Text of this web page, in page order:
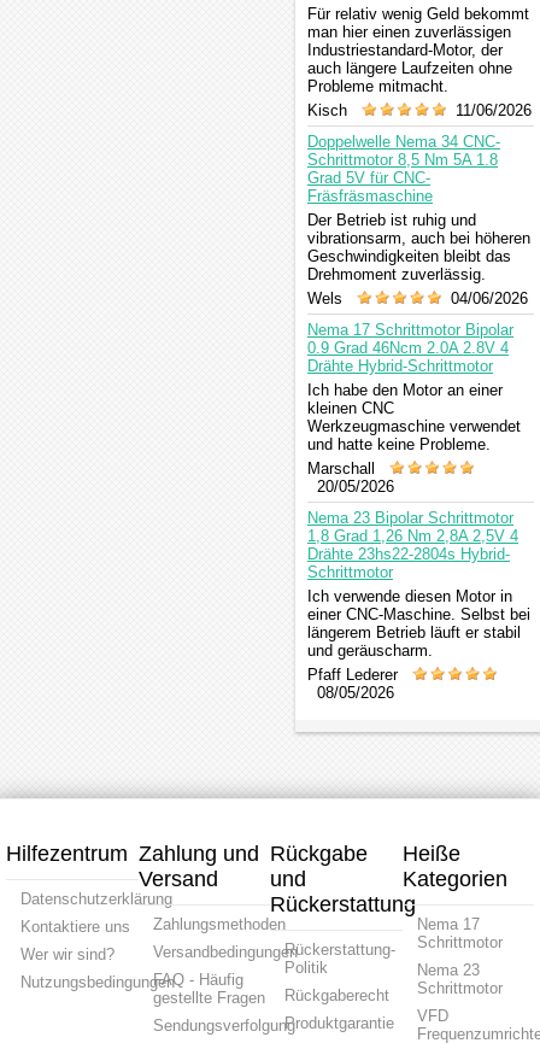
Für relativ wenig Geld bekommt
man hier einen zuverlässigen
Industriestandard-Motor, der
auch längere Laufzeiten ohne
Probleme mitmacht.
Kisch
11/06/2026
Doppelwelle Nema 34 CNC-
Schrittmotor 8,5 Nm 5A 1.8
Grad 5V für CNC-
Fräsfräsmaschine
Der Betrieb ist ruhig und
vibrationsarm, auch bei höheren
Geschwindigkeiten bleibt das
Drehmoment zuverlässig.
Wels
04/06/2026
Nema 17 Schrittmotor Bipolar
0.9 Grad 46Ncm 2.0A 2.8V 4
Drähte Hybrid-Schrittmotor
Ich habe den Motor an einer
kleinen CNC
Werkzeugmaschine verwendet
und hatte keine Probleme.
Marschall
20/05/2026
Nema 23 Bipolar Schrittmotor
1,8 Grad 1,26 Nm 2,8A 2,5V 4
Drähte 23hs22-2804s Hybrid-
Schrittmotor
Ich verwende diesen Motor in
einer CNC-Maschine. Selbst bei
längerem Betrieb läuft er stabil
und geräuscharm.
Pfaff Lederer
08/05/2026
Hilfezentrum
Datenschutzerklärung
Kontaktiere uns
Wer wir sind?
Nutzungsbedingungen
Zahlung und
Versand
Zahlungsmethoden
Versandbedingungen
FAQ - Häufig
gestellte Fragen
Sendungsverfolgung
Rückgabe
und
Rückerstattung
Rückerstattung-
Politik
Rückgaberecht
Produktgarantie
Heiße
Kategorien
Nema 17
Schrittmotor
Nema 23
Schrittmotor
VFD